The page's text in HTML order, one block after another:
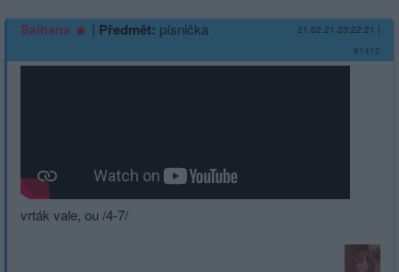
Balhana | Předmět: písnička 21.02.21 23:22:21 |
#1412
vrták vale, ou /4-7/